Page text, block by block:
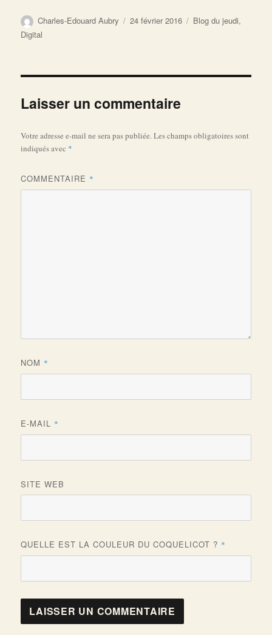
Auteur
Charles-Edouard Aubry
Publié
24 février 2016 Catégories
Blog du jeudi,
Digital
Laisser un commentaire
Votre adresse e-mail ne sera pas publiée. Les champs obligatoires sont
indiqués avec *
COMMENTAIRE *
NOM *
E-MAIL *
SITE WEB
QUELLE EST LA COULEUR DU COQUELICOT ? *